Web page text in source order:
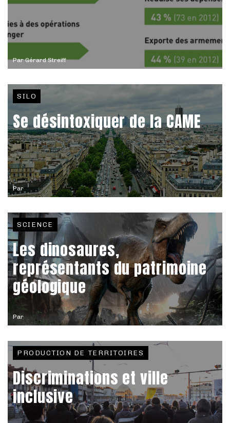
ParGérard Streiff
Par
SILO
Se désintoxiquer de la CAME
Par
SCIENCE
Les dinosaures,
représentants du patrimoine
géologique
PRODUCTION DE TERRITOIRES
Discriminations et ville
inclusive